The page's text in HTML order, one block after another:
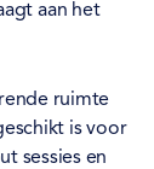
aan het
ruimte
is voor
sessies en